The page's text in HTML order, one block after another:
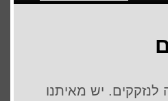
יש מאיתנו